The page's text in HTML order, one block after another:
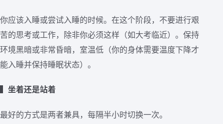
你应该入睡或尝试入睡的时候。在这个阶段，不要进行艰
苦的思考或工作，除非你必须这样（如大考临近）。保持
环境黑暗或非常昏暗，室温低（你的身体需要温度下降才
能入睡并保持睡眠状态）。
▍坐着还是站着
最好的方式是两者兼具，每隔半小时切换一次。